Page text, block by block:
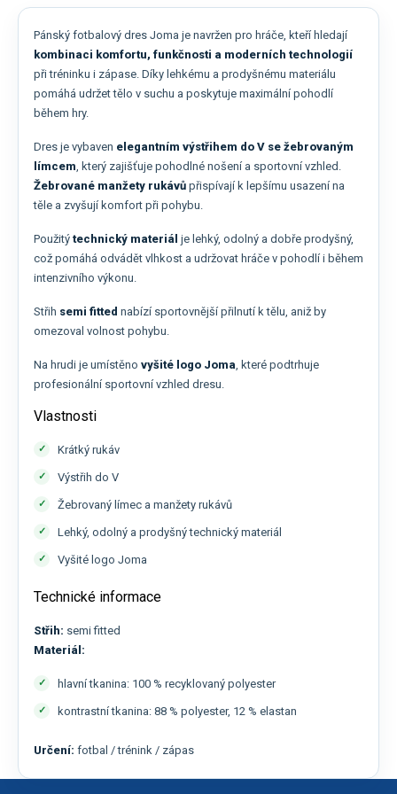
Pánský fotbalový dres Joma je navržen pro hráče, kteří hledají
kombinaci komfortu, funkčnosti a moderních technologií
při tréninku i zápase. Díky lehkému a prodyšnému materiálu
pomáhá udržet tělo v suchu a poskytuje maximální pohodlí
během hry.
Dres je vybaven elegantním výstřihem do V se žebrovaným
límcem, který zajišťuje pohodlné nošení a sportovní vzhled.
Žebrované manžety rukávů přispívají k lepšímu usazení na
těle a zvyšují komfort při pohybu.
Použitý technický materiál je lehký, odolný a dobře prodyšný,
což pomáhá odvádět vlhkost a udržovat hráče v pohodlí i během
intenzivního výkonu.
Střih semi fitted nabízí sportovnější přilnutí k tělu, aniž by
omezoval volnost pohybu.
Na hrudi je umístěno vyšité logo Joma, které podtrhuje
profesionální sportovní vzhled dresu.
Vlastnosti
Krátký rukáv
Výstřih do V
Žebrovaný límec a manžety rukávů
Lehký, odolný a prodyšný technický materiál
Vyšité logo Joma
Technické informace
Střih: semi fitted
Materiál:
hlavní tkanina: 100 % recyklovaný polyester
kontrastní tkanina: 88 % polyester, 12 % elastan
Určení: fotbal / trénink / zápas